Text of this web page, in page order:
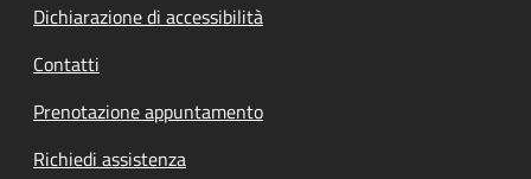
Dichiarazione di accessibilità
Contatti
Prenotazione appuntamento
Richiedi assistenza